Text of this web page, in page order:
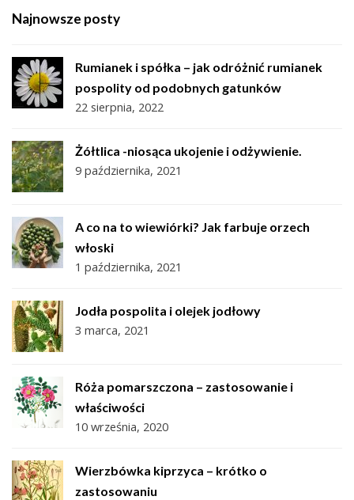
Najnowsze posty
Rumianek i spółka – jak odróżnić rumianek
pospolity od podobnych gatunków
22 sierpnia, 2022
Żółtlica -niosąca ukojenie i odżywienie.
9 października, 2021
A co na to wiewiórki? Jak farbuje orzech
włoski
1 października, 2021
Jodła pospolita i olejek jodłowy
3 marca, 2021
Róża pomarszczona – zastosowanie i
właściwości
10 września, 2020
Wierzbówka kiprzyca – krótko o
zastosowaniu